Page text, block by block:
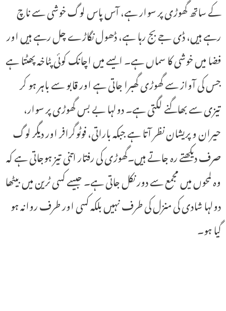
کے ساتھ گھوڑی پر سوار ہے، آس پاس لوگ خوشی سے ناچ
رہے ہیں، ڈی جے بج رہا ہے، ڈھول نگاڑے چل رہے ہیں اور
فضا میں خوشی کا سماں ہے۔ ایسے میں اچانک کوئی پٹاخہ پھٹتا ہے
جس کی آواز سے گھوڑی گھبرا جاتی ہے اور قابو سے باہر ہو کر
تیزی سے بھاگنے لگتی ہے۔ دولہا بے بس گھوڑی پر سوار،
حیران و پریشان نظر آتا ہے جبکہ باراتی، فوٹوگرافر اور دیگر لوگ
صرف دیکھتے رہ جاتے ہیں۔گھوڑی کی رفتار اتنی تیز ہوجاتی ہے کہ
وہ لمحوں میں مجمع سے دور نکل جاتی ہے۔ جیسے کسی ٹرین میں بیٹھا
دولہا شادی کی منزل کی طرف نہیں بلکہ کسی اور طرف روانہ ہو
گیا ہو۔